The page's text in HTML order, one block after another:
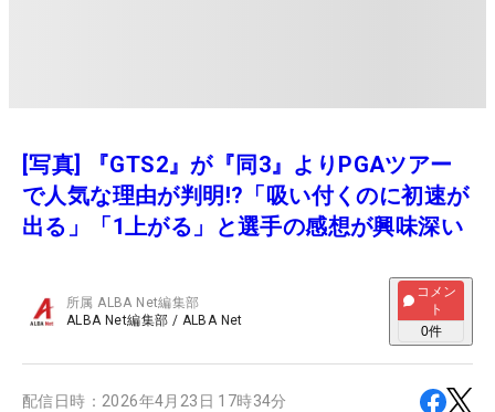
[写真] 『GTS2』が『同3』よりPGAツアー
で人気な理由が判明!?「吸い付くのに初速が
出る」「1上がる」と選手の感想が興味深い
所属ALBA Net編集部
ALBA Net編集部 / ALBA Net
コメン
ト
0件
配信日時： 2026年4月23日 17時34分